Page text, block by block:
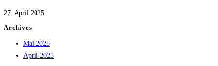
27. April 2025
Archives
Mai 2025
April 2025